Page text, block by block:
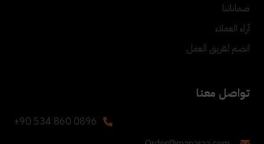
ضماناتنا
آراء العملاء
انضم لفريق العمل
تواصل معنا
+90 534 860 0896